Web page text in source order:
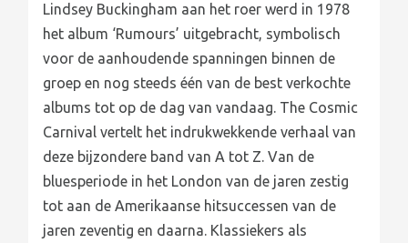
Lindsey Buckingham aan het roer werd in 1978
het album ‘Rumours’ uitgebracht, symbolisch
voor de aanhoudende spanningen binnen de
groep en nog steeds één van de best verkochte
albums tot op de dag van vandaag. The Cosmic
Carnival vertelt het indrukwekkende verhaal van
deze bijzondere band van A tot Z. Van de
bluesperiode in het London van de jaren zestig
tot aan de Amerikaanse hitsuccessen van de
jaren zeventig en daarna. Klassiekers als